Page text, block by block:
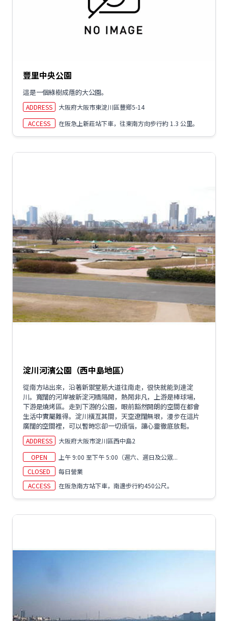
豐里中央公園
這是一個綠樹成蔭的大公園。
ADDRESS
大阪府大阪市東淀川區豐鄉5-14
ACCESS
在阪急上新莊站下車，往東南方向步行約 1.3 公里。
淀川河濱公園（西中島地區）
從南方站出來，沿著新禦堂筋大道往南走，很快就能到達淀
川。寬闊的河岸被新淀河橋隔開，熱鬧非凡，上游是棒球場，
下游是燒烤區。走到下游的公園，眼前豁然開朗的空間在都會
生活中實屬難得。淀川橫亙其間，天空遼闊無垠，漫步在這片
廣闊的空間裡，可以暫時忘卻一切煩惱，讓心靈徹底放鬆。
ADDRESS
大阪府大阪市淀川區西中島2
OPEN
上午 9:00 至下午 5:00（週六、週日及公眾...
CLOSED
每日營業
ACCESS
在阪急南方站下車，南邊步行約450公尺。